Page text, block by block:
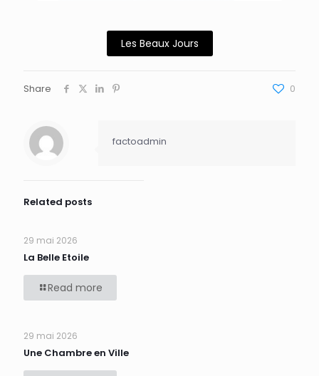
Les Beaux Jours
Share 0
factoadmin
Related posts
29 mai 2026
La Belle Etoile
Read more
29 mai 2026
Une Chambre en Ville